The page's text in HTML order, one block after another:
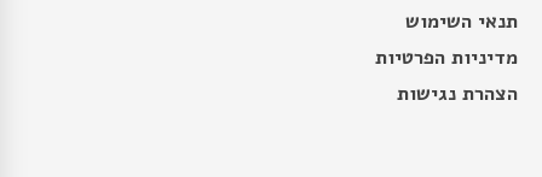
תנאי השימוש
מדיניות הפרטיות
הצהרת נגישות